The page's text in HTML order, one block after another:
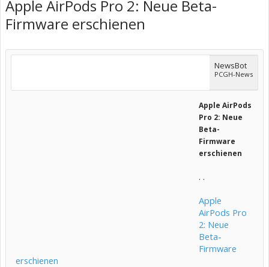
Apple AirPods Pro 2: Neue Beta-
Firmware erschienen
NewsBot
PCGH-News
Apple AirPods
Pro 2: Neue
Beta-
Firmware
erschienen
. .
Apple
AirPods Pro
2: Neue
Beta-
Firmware
erschienen